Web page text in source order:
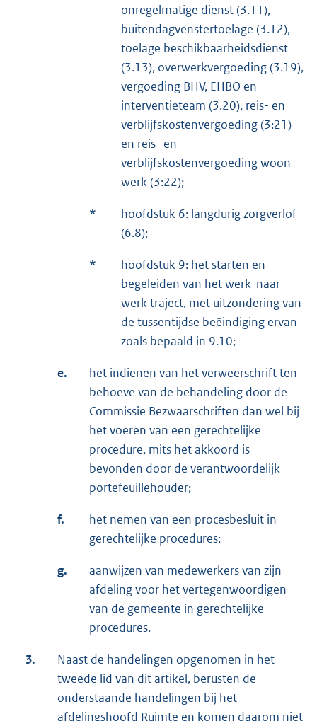
onregelmatige dienst (3.11),
buitendagvenstertoelage (3.12),
toelage beschikbaarheidsdienst
(3.13), overwerkvergoeding (3.19),
vergoeding BHV, EHBO en
interventieteam (3.20), reis- en
verblijfskostenvergoeding (3:21)
en reis- en
verblijfskostenvergoeding woon-
werk (3:22);
*
hoofdstuk 6: langdurig zorgverlof
(6.8);
*
hoofdstuk 9: het starten en
begeleiden van het werk-naar-
werk traject, met uitzondering van
de tussentijdse beëindiging ervan
zoals bepaald in 9.10;
e.
het indienen van het verweerschrift ten
behoeve van de behandeling door de
Commissie Bezwaarschriften dan wel bij
het voeren van een gerechtelijke
procedure, mits het akkoord is
bevonden door de verantwoordelijk
portefeuillehouder;
f.
het nemen van een procesbesluit in
gerechtelijke procedures;
g.
aanwijzen van medewerkers van zijn
afdeling voor het vertegenwoordigen
van de gemeente in gerechtelijke
procedures.
3.
Naast de handelingen opgenomen in het
tweede lid van dit artikel, berusten de
onderstaande handelingen bij het
afdelingshoofd Ruimte en komen daarom niet